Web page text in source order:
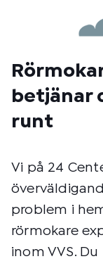
betjänar
runt
Vi på 24
problem i
rörmokare
inom VVS.